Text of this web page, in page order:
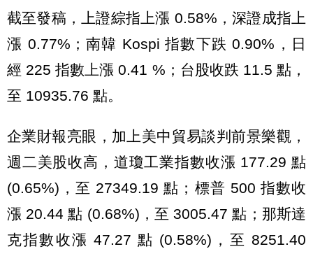
截至發稿，上證綜指上漲 0.58%，深證成指上
漲 0.77%；南韓 Kospi 指數下跌 0.90%，日
經 225 指數上漲 0.41 %；台股收跌 11.5 點，
至 10935.76 點。
企業財報亮眼，加上美中貿易談判前景樂觀，
週二美股收高，道瓊工業指數收漲 177.29 點
(0.65%)，至 27349.19 點；標普 500 指數收
漲 20.44 點 (0.68%)，至 3005.47 點；那斯達
克指數收漲 47.27 點 (0.58%)，至 8251.40